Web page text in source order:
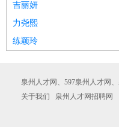
吉丽妍
力尧熙
练颖玲
泉州人才网、597泉州人才网
关于我们
泉州人才网招聘网